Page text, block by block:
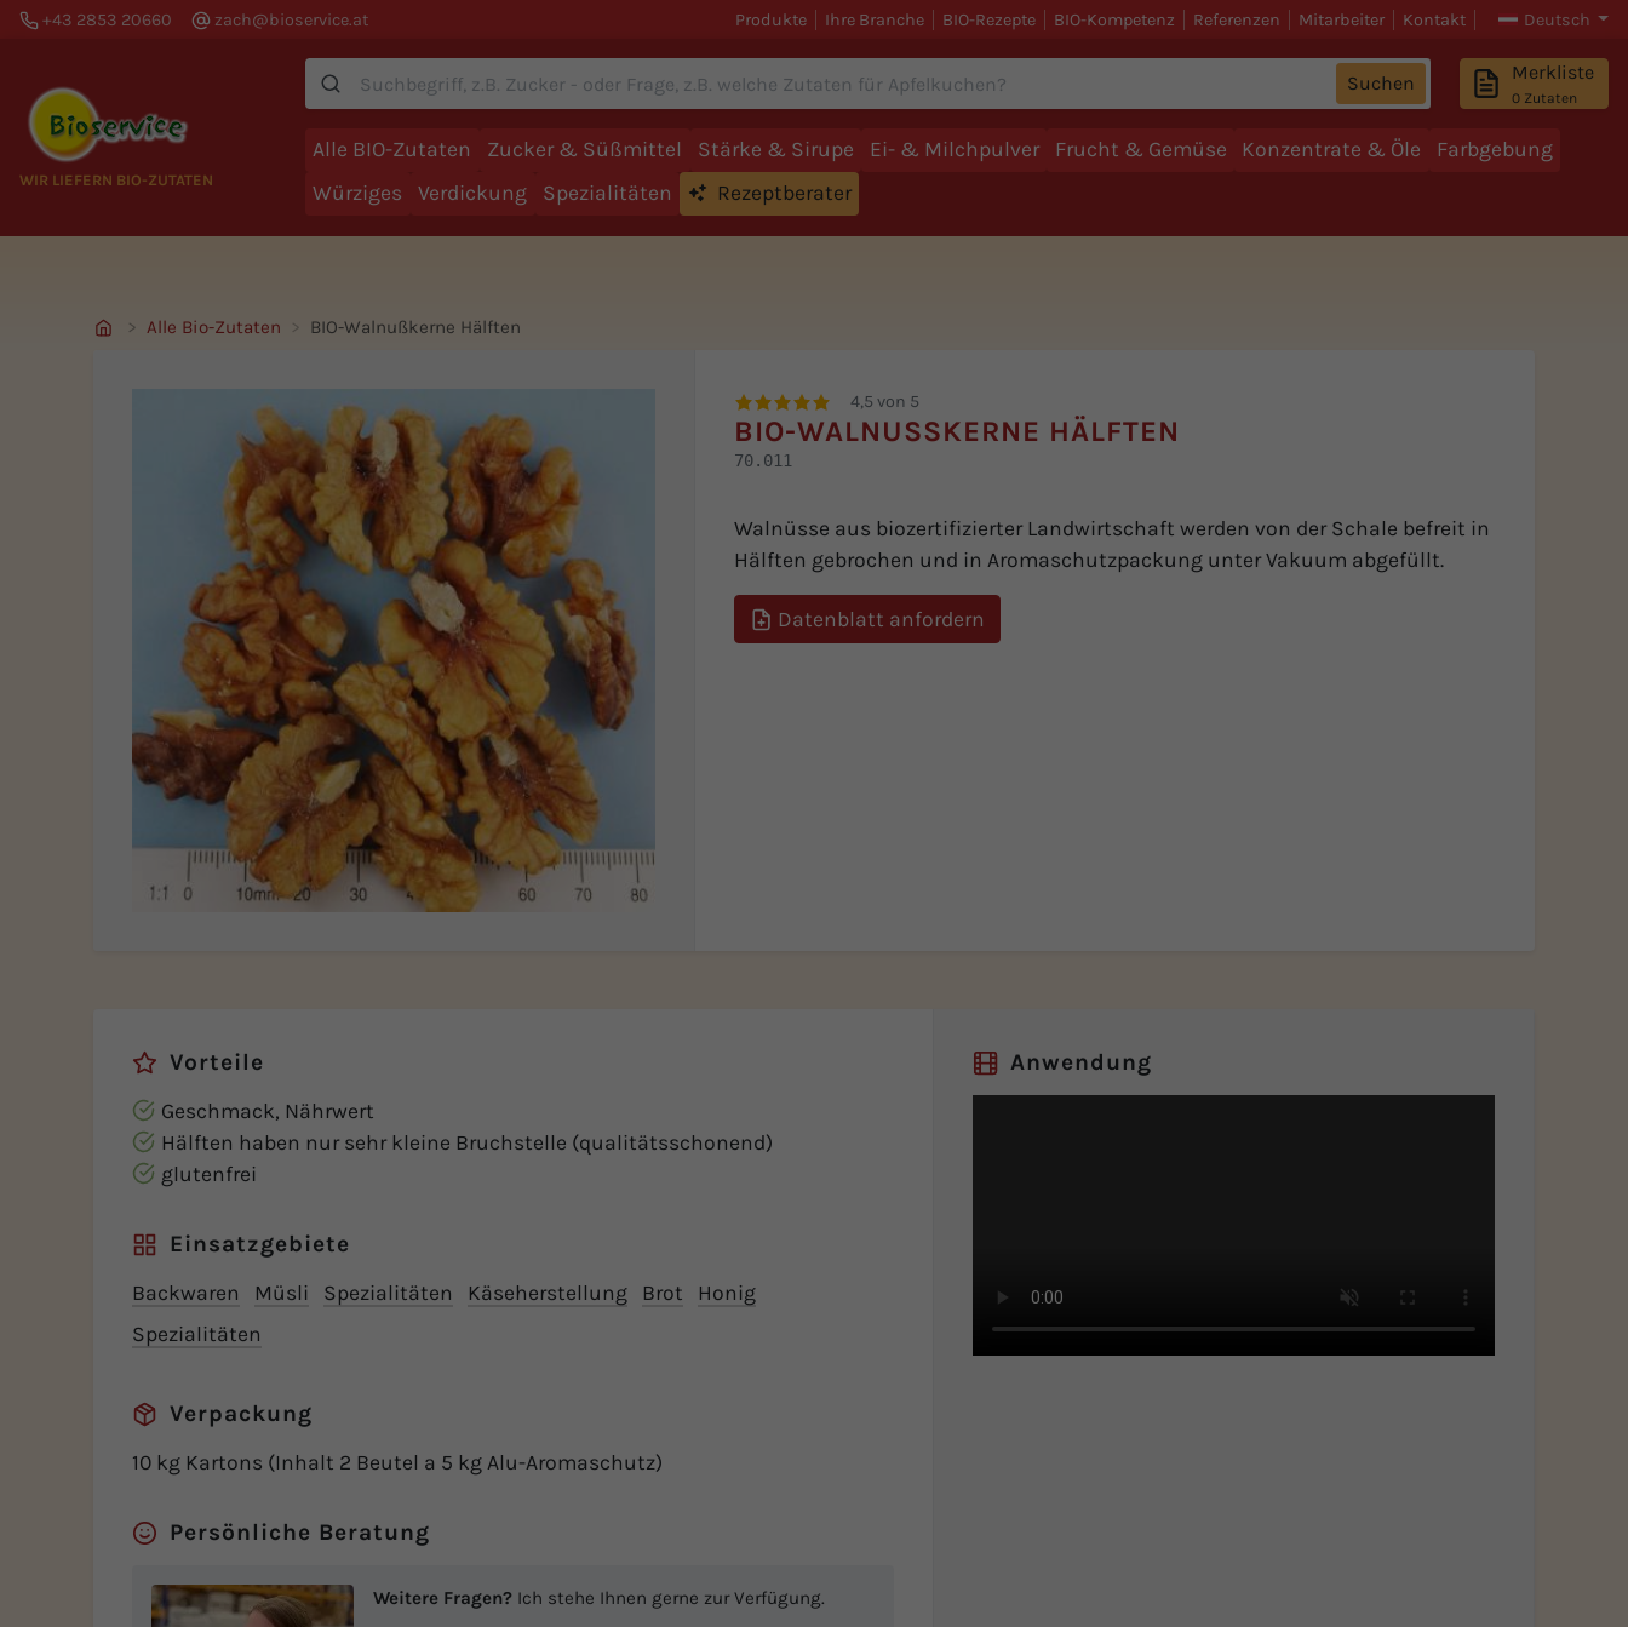
+43 2853 20660 zach@bioservice.at Produkte Ihre Branche BIO-Rezepte BIO-Kompetenz Referenzen Mitarbeiter Kontakt Deutsch
WIR LIEFERN BIO-ZUTATEN
Suche
Suchen Merkliste
0 Zutaten
Alle BIO-Zutaten Zucker & Süßmittel Stärke & Sirupe Ei- & Milchpulver Frucht & Gemüse Konzentrate & Öle
Farbgebung
Würziges
Verdickung Spezialitäten Rezeptberater
Alle Bio-Zutaten BIO-Walnußkerne Hälften
4,5 von 5
BIO-WALNUSSKERNE HÄLFTEN
70.011
Walnüsse aus biozertifizierter Landwirtschaft werden von der Schale befreit in
Hälften gebrochen und in Aromaschutzpackung unter Vakuum abgefüllt.
Datenblatt anfordern
Vorteile
Geschmack, Nährwert
Hälften haben nur sehr kleine Bruchstelle (qualitätsschonend)
glutenfrei
Einsatzgebiete
Backwaren Müsli Spezialitäten Käseherstellung Brot
Honig
Spezialitäten
Verpackung
10 kg Kartons (Inhalt 2 Beutel a 5 kg Alu-Aromaschutz)
Persönliche Beratung
Weitere Fragen? Ich stehe Ihnen gerne zur Verfügung.
Anwendung